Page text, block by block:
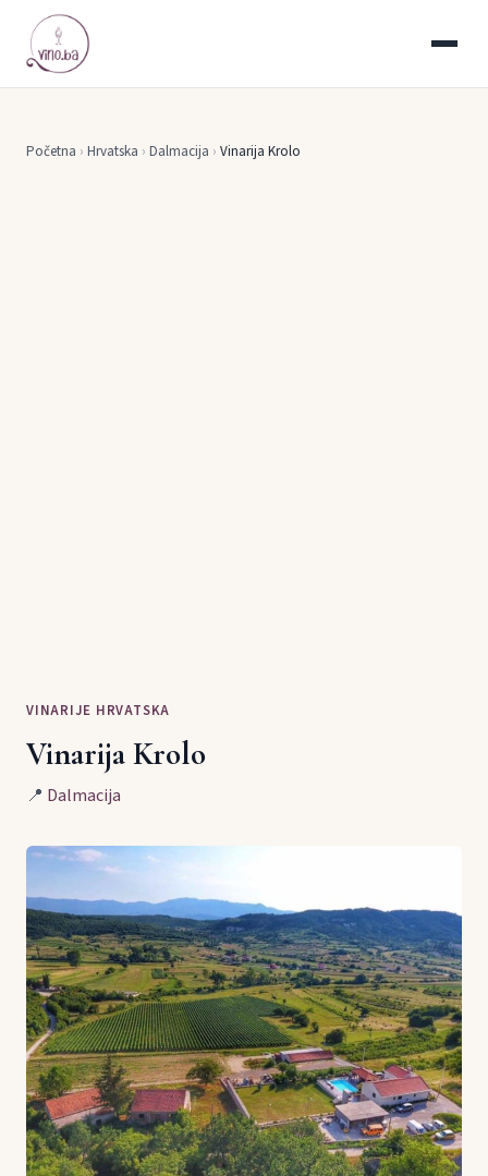
Početna › Hrvatska › Dalmacija › Vinarija Krolo
VINARIJE HRVATSKA
Vinarija Krolo
📍 Dalmacija